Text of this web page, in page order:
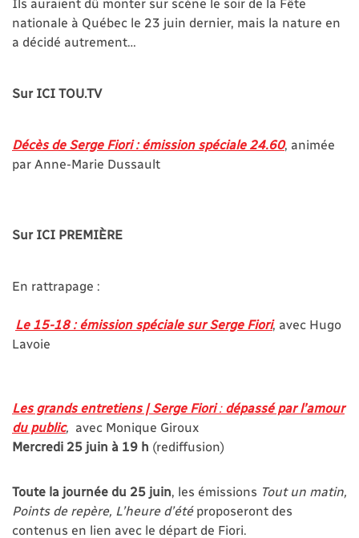
nationale à Québec le 23 juin dernier, mais la nature en
a décidé autrement…
Sur ICI TOU.TV
Décès de Serge Fiori : émission spéciale 24.60, animée
par Anne-Marie Dussault
Sur ICI PREMIÈRE
En rattrapage :
Le 15-18 : émission spéciale sur Serge Fiori, avec Hugo
Lavoie
Les grands entretiens | Serge Fiori: dépassé par l’amour
du public, avec Monique Giroux
Mercredi 25 juin à 19 h (rediffusion)
Toute la journée du 25 juin , les émissions Tout un matin,
Points de repère, L’heure d’étéproposeront des
contenus en lien avec le départ de Fiori.